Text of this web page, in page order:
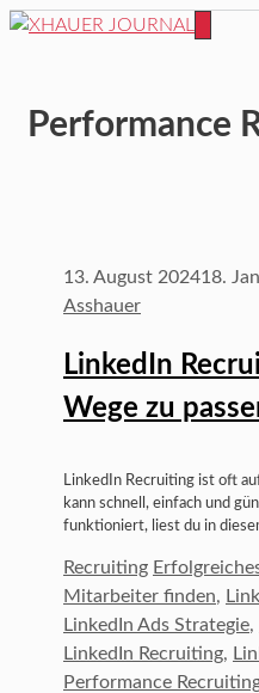
Zum
Performance
LinkedIn
Wege zu
13. August 202418.
Asshauer
LinkedIn Recruiting ist oft
kann schnell, einfach und
funktioniert, liest du in
Kategorien
Recruiting
Mitarbeiter finden,
LinkedIn Ads Strategie,
LinkedIn Recruiting,
Performance